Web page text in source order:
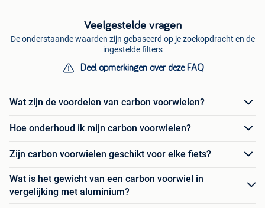
Veelgestelde vragen
De onderstaande waarden zijn gebaseerd op je zoekopdracht en de
ingestelde filters
Deel opmerkingen over deze FAQ
Wat zijn de voordelen van carbon voorwielen?
Hoe onderhoud ik mijn carbon voorwielen?
Zijn carbon voorwielen geschikt voor elke fiets?
Wat is het gewicht van een carbon voorwiel in
vergelijking met aluminium?